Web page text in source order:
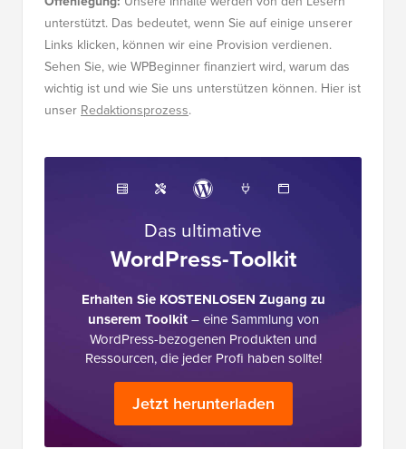
unterstützt. Das bedeutet, wenn Sie auf einige unserer
Links klicken, können wir eine Provision verdienen.
Sehen Sie, wie WPBeginner finanziert wird, warum das
wichtig ist und wie Sie uns unterstützen können. Hier ist
unser Redaktionsprozess.
Das ultimative
WordPress-Toolkit
Erhalten Sie KOSTENLOSEN Zugang zu
unserem Toolkit– eine Sammlung von
WordPress-bezogenen Produkten und
Ressourcen, die jeder Profi haben sollte!
Jetzt herunterladen